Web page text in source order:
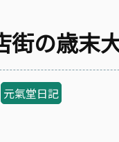
街の歳末
元氣堂日記